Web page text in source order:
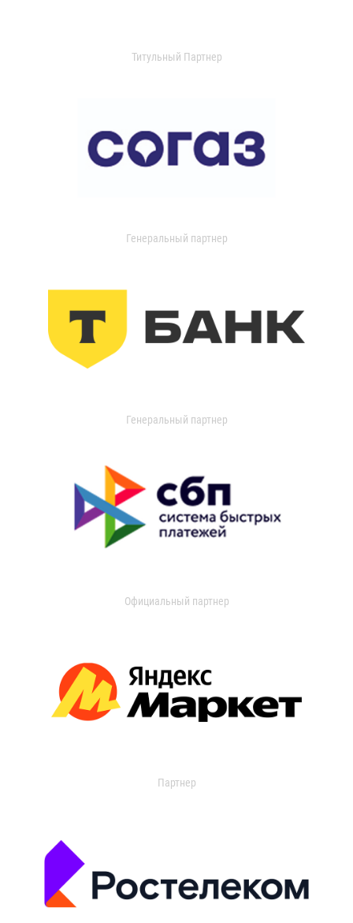
Титульный Партнер
Генеральный партнер
Генеральный партнер
Официальный партнер
Партнер